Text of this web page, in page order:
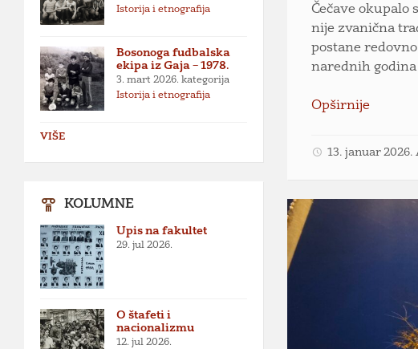
Čečave okupalo
nije zvanična
postane
narednih
Opširnije
13. januar 2026.
Istorija i etnografija
Bosonoga fudbalska
ekipa iz Gaja – 1978.
3. mart 2026. kategorija
Istorija i etnografija
VIŠE
KOLUMNE
Upis na fakultet
29. jul 2026.
O štafeti i
nacionalizmu
12. jul 2026.